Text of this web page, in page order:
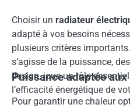
Choisir un radiateur
adapté à vos besoins
plusieurs critères
s’agisse de la puissance,
design, joue un rôle
l’efficacité énergétique de
Puissance adaptée
Pour garantir une chaleur